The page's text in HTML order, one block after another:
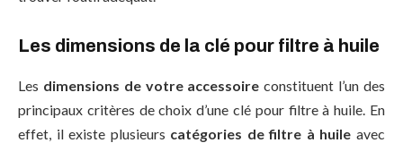
Les dimensions de la clé pour filtre à huile
Les dimensions de votre accessoire constituent l’un des
principaux critères de choix d’une clé pour filtre à huile. En
effet, il existe plusieurs catégories de filtre à huile avec